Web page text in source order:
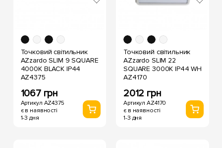
Точковий світильник
AZzardo SLIM 9 SQUARE
4000K BLACK IP44
AZ4375
1067 грн
Артикул AZ4375
є в наявності
1-3 дня
Точковий світильник
AZzardo SLIM 22
SQUARE 3000K IP44 WH
AZ4170
2012 грн
Артикул AZ4170
є в наявності
1-3 дня